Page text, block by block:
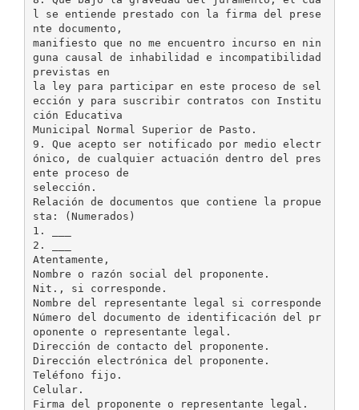
l se entiende prestado con la firma del prese
nte documento,
manifiesto que no me encuentro incurso en nin
guna causal de inhabilidad e incompatibilidad
previstas en
la ley para participar en este proceso de sel
ección y para suscribir contratos con Institu
ción Educativa
Municipal Normal Superior de Pasto.
9. Que acepto ser notificado por medio electr
ónico, de cualquier actuación dentro del pres
ente proceso de
selección.
Relación de documentos que contiene la propue
sta: (Numerados)
1. ___
2. ___
Atentamente,
Nombre o razón social del proponente.
Nit., si corresponde.
Nombre del representante legal si corresponde
Número del documento de identificación del pr
oponente o representante legal.
Dirección de contacto del proponente.
Dirección electrónica del proponente.
Teléfono fijo.
Celular.